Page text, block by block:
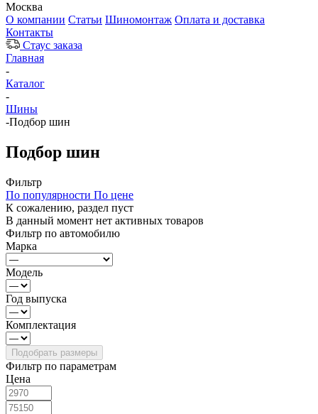
Москва
О компании Статьи Шиномонтаж Оплата и доставка
Контакты
Стаус заказа
Главная
-
Каталог
-
Шины
-Подбор шин
Подбор шин
Фильтр
По популярности По цене
К сожалению, раздел пуст
В данный момент нет активных товаров
Фильтр по автомобилю
Марка
Модель
Год выпуска
Комплектация
Фильтр по параметрам
Цена